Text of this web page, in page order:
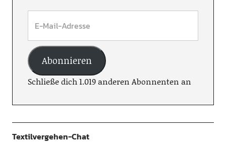
Abonnieren
Schließe dich 1.019 anderen Abonnenten an
Textilvergehen-Chat